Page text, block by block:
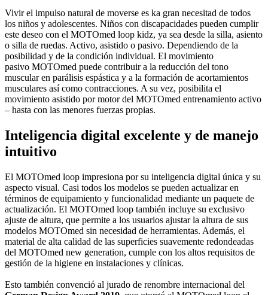
Vivir el impulso natural de moverse es ka gran necesitad de todos
los niños y adolescentes. Niños con discapacidades pueden cumplir
este deseo con el MOTOmed loop kidz, ya sea desde la silla, asiento
o silla de ruedas. Activo, asistido o pasivo. Dependiendo de la
posibilidad y de la condición individual. El movimiento
pasivo MOTOmed puede contribuir a la reducción del tono
muscular en parálisis espástica y a la formación de acortamientos
musculares así como contracciones. A su vez, posibilita el
movimiento asistido por motor del MOTOmed entrenamiento activo
– hasta con las menores fuerzas propias.
Inteligencia digital excelente y de manejo
intuitivo
El MOTOmed loop impresiona por su inteligencia digital única y su
aspecto visual. Casi todos los modelos se pueden actualizar en
términos de equipamiento y funcionalidad mediante un paquete de
actualización. El MOTOmed loop también incluye su exclusivo
ajuste de altura, que permite a los usuarios ajustar la altura de sus
modelos MOTOmed sin necesidad de herramientas. Además, el
material de alta calidad de las superficies suavemente redondeadas
del MOTOmed new generation, cumple con los altos requisitos de
gestión de la higiene en instalaciones y clínicas.
Esto también convenció al jurado de renombre internacional del